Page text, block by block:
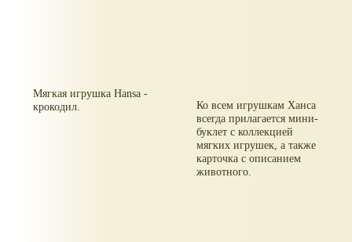
Мягкая игрушка Hansa -
крокодил.
Ко всем игрушкам Ханса
всегда прилагается мини-
буклет с коллекцией
мягких игрушек, а также
карточка с описанием
животного.